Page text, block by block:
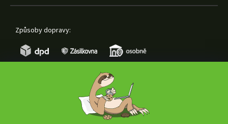
Způsoby dopravy: